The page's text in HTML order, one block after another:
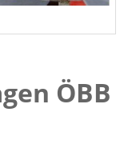
ÖBB